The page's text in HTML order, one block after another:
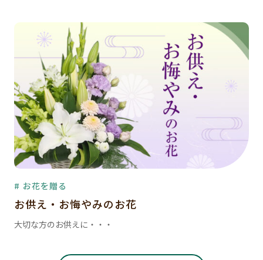
# お花を贈る
お供え・お悔やみのお花
大切な方のお供えに・・・